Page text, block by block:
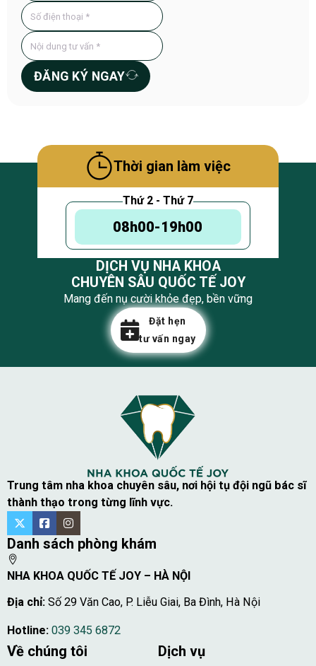
ĐĂNG KÝ NGAY
Thời gian làm việc
Thứ 2 - Thứ 7
08h00-19h00
DỊCH VỤ NHA KHOA
CHUYÊN SÂU QUỐC TẾ JOY
Mang đến nụ cười khỏe đẹp, bền vững
Đặt hẹn
tư vấn ngay
Trung tâm nha khoa chuyên sâu, nơi hội tụ đội ngũ bác sĩ
thành thạo trong từng lĩnh vực.
Danh sách phòng khám
NHA KHOA QUỐC TẾ JOY – HÀ NỘI
Địa chỉ: Số 29 Văn Cao, P. Liễu Giai, Ba Đình, Hà Nội
Hotline: 039 345 6872
Về chúng tôi Dịch vụ